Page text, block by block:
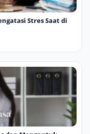
Stres Saat di